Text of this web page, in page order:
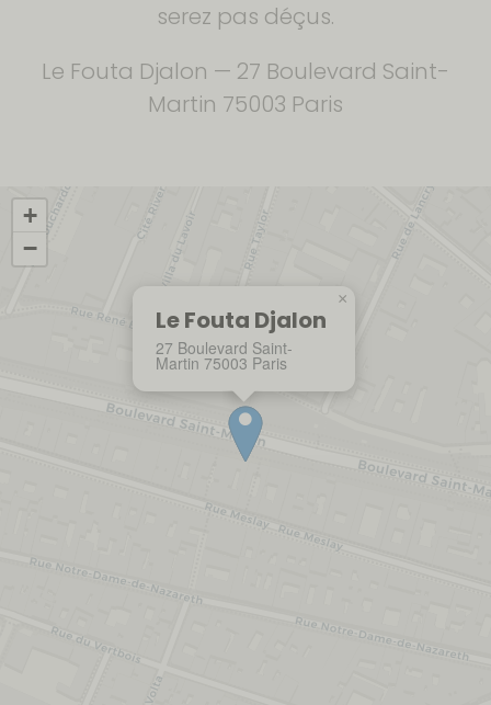
serez pas déçus.
Le Fouta Djalon — 27 Boulevard Saint-
Martin 75003 Paris
Le Fouta Djalon
27 Boulevard Saint-
Martin 75003 Paris
×
+
−